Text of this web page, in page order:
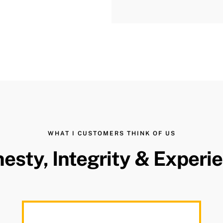
WHAT I CUSTOMERS THINK OF US
Integrity &